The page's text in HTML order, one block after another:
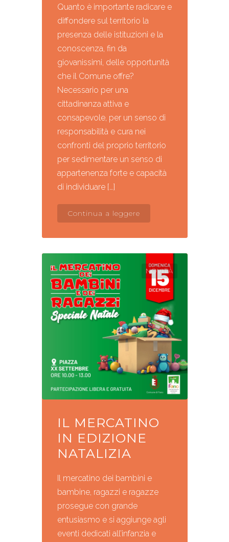
Quanto è importante radicare e
diffondere sul territorio la
presenza delle istituzioni e la
conoscenza, fin da
giovanissimi, delle opportunità
che il Comune offre?
Necessario per una
cittadinanza attiva e
consapevole, per un senso di
responsabilità e cura nei
confronti del proprio territorio
per sedimentare un senso di
appartenenza forte e capacità
di individuare […]
Continua a leggere
NOVITÀ
IL MERCATINO
IN EDIZIONE
NATALIZIA
Il mercatino dei bambini e
bambine, ragazzi e ragazze
prosegue con grande
entusiasmo e si aggiunge agli
eventi dedicati all’infanzia e